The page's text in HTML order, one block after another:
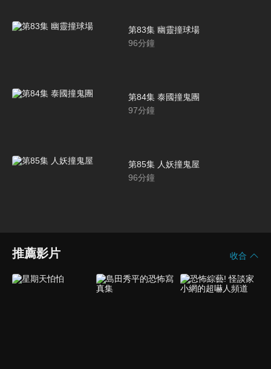
第83集 幽靈撞球場
96分鐘
第84集 泰國撞鬼團
97分鐘
第85集 人妖撞鬼屋
96分鐘
推薦影片 收合